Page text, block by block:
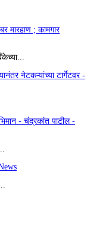
मारहाण ; कामगार
नेटकऱ्यांच्या टार्गेटवर -
- चंद्रकांत पाटील -